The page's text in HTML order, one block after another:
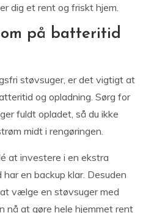
dig et rent og friskt hjem.
på batteritid
støvsuger, er det vigtigt at
og opladning. Sørg for
fuldt opladet, så du ikke
midt i rengøringen.
at investere i en ekstra
en backup klar. Desuden
vælge en støvsuger med
nå at gøre hele hjemmet rent